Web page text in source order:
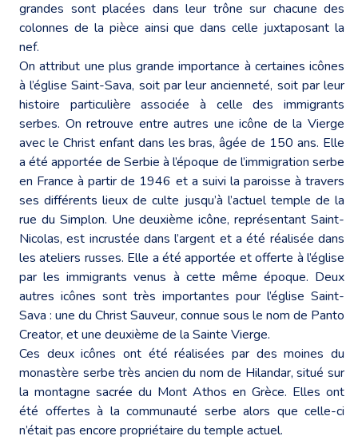
grandes sont placées dans leur trône sur chacune des
colonnes de la pièce ainsi que dans celle juxtaposant la
nef.
On attribut une plus grande importance à certaines icônes
à l’église Saint-Sava, soit par leur ancienneté, soit par leur
histoire particulière associée à celle des immigrants
serbes. On retrouve entre autres une icône de la Vierge
avec le Christ enfant dans les bras, âgée de 150 ans. Elle
a été apportée de Serbie à l’époque de l’immigration serbe
en France à partir de 1946 et a suivi la paroisse à travers
ses différents lieux de culte jusqu’à l’actuel temple de la
rue du Simplon. Une deuxième icône, représentant Saint-
Nicolas, est incrustée dans l’argent et a été réalisée dans
les ateliers russes. Elle a été apportée et offerte à l’église
par les immigrants venus à cette même époque. Deux
autres icônes sont très importantes pour l’église Saint-
Sava : une du Christ Sauveur, connue sous le nom de Panto
Creator, et une deuxième de la Sainte Vierge.
Ces deux icônes ont été réalisées par des moines du
monastère serbe très ancien du nom de Hilandar, situé sur
la montagne sacrée du Mont Athos en Grèce. Elles ont
été offertes à la communauté serbe alors que celle-ci
n’était pas encore propriétaire du temple actuel.